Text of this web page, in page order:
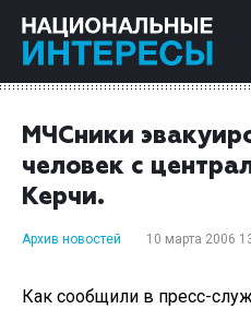
МЧСники
человек с
Керчи.
Архив новостей 10 марта 2006
Как сообщили в пресс-